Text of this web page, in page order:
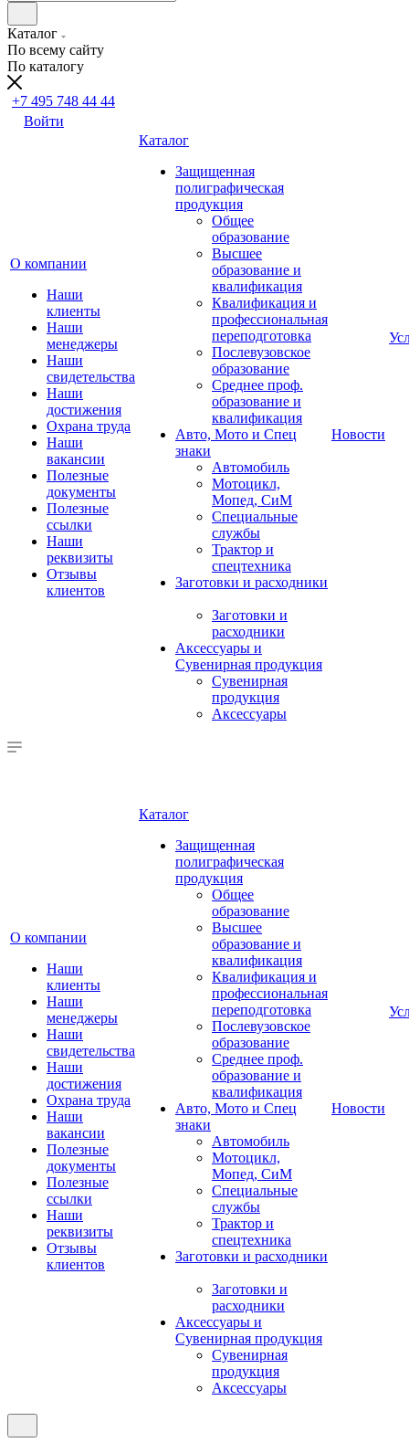
Каталог
По всему сайту
По каталогу
+7 495 748 44 44
Войти
О компании
Наши
клиенты
Наши
менеджеры
Наши
свидетельства
Наши
достижения
Охрана труда
Наши
вакансии
Полезные
документы
Полезные
ссылки
Наши
реквизиты
Отзывы
клиентов
Каталог
Защищенная
полиграфическая
продукция
Общее
образование
Высшее
образование и
квалификация
Квалификация и
профессиональная
переподготовка
Послевузовское
образование
Среднее проф.
образование и
квалификация
Авто, Мото и Спец
знаки
Автомобиль
Мотоцикл,
Мопед, СиМ
Специальные
службы
Трактор и
спецтехника
Заготовки и расходники
Заготовки и
расходники
Аксессуары и
Сувенирная продукция
Сувенирная
продукция
Аксессуары
Новости
О компании
Наши
клиенты
Наши
менеджеры
Наши
свидетельства
Наши
достижения
Охрана труда
Наши
вакансии
Полезные
документы
Полезные
ссылки
Наши
реквизиты
Отзывы
клиентов
Каталог
Защищенная
полиграфическая
продукция
Общее
образование
Высшее
образование и
квалификация
Квалификация и
профессиональная
переподготовка
Послевузовское
образование
Среднее проф.
образование и
квалификация
Авто, Мото и Спец
знаки
Автомобиль
Мотоцикл,
Мопед, СиМ
Специальные
службы
Трактор и
спецтехника
Заготовки и расходники
Заготовки и
расходники
Аксессуары и
Сувенирная продукция
Сувенирная
продукция
Аксессуары
Новости